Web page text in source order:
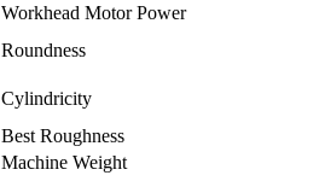
Workhead Motor Power
Roundness
Cylindricity
Best Roughness
Machine Weight